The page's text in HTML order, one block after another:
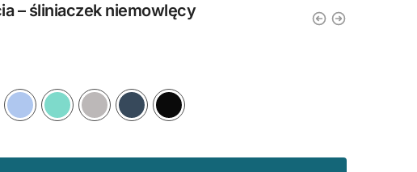
– śliniaczek niemowlęcy
Różowy Ciemny Różowy
Błękitny MiętowySzary